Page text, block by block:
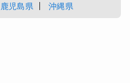
鹿児島県 沖縄県